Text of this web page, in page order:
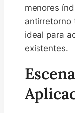
menores
antirretorno
ideal para
existentes.